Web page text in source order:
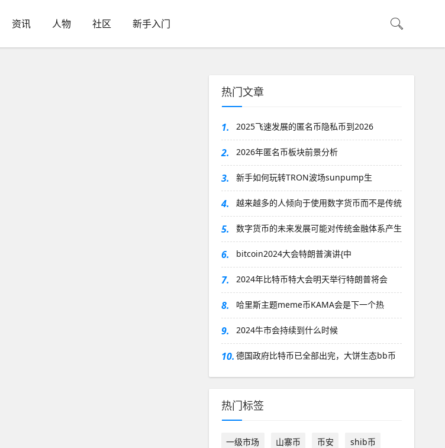
资讯 人物 社区 新手入门
热门文章
1. 2025飞速发展的匿名币隐私币到2026
2. 2026年匿名币板块前景分析
3. 新手如何玩转TRON波场sunpump生
4. 越来越多的人倾向于使用数字货币而不是传统
5. 数字货币的未来发展可能对传统金融体系产生
6. bitcoin2024大会特朗普演讲{中
7. 2024年比特币特大会明天举行特朗普将会
8. 哈里斯主题meme币KAMA会是下一个热
9. 2024牛市会持续到什么时候
10. 德国政府比特币已全部出完，大饼生态bb币
热门标签
一级市场 山寨币 币安
shib币